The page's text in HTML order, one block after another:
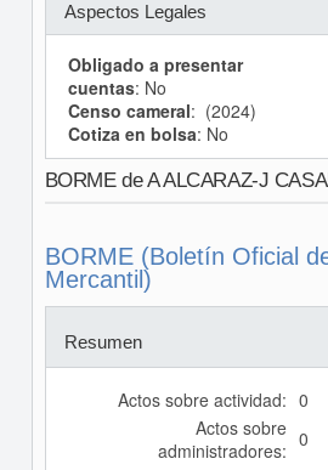
Aspectos Legales
Obligado a presentar
cuentas: No
Censo cameral: (2024)
Cotiza en bolsa: No
BORME de A ALCARAZ-J
BORME (Boletín Oficial
Mercantil)
Resumen
Actos sobre actividad: 0
Actos sobre
administradores: 0